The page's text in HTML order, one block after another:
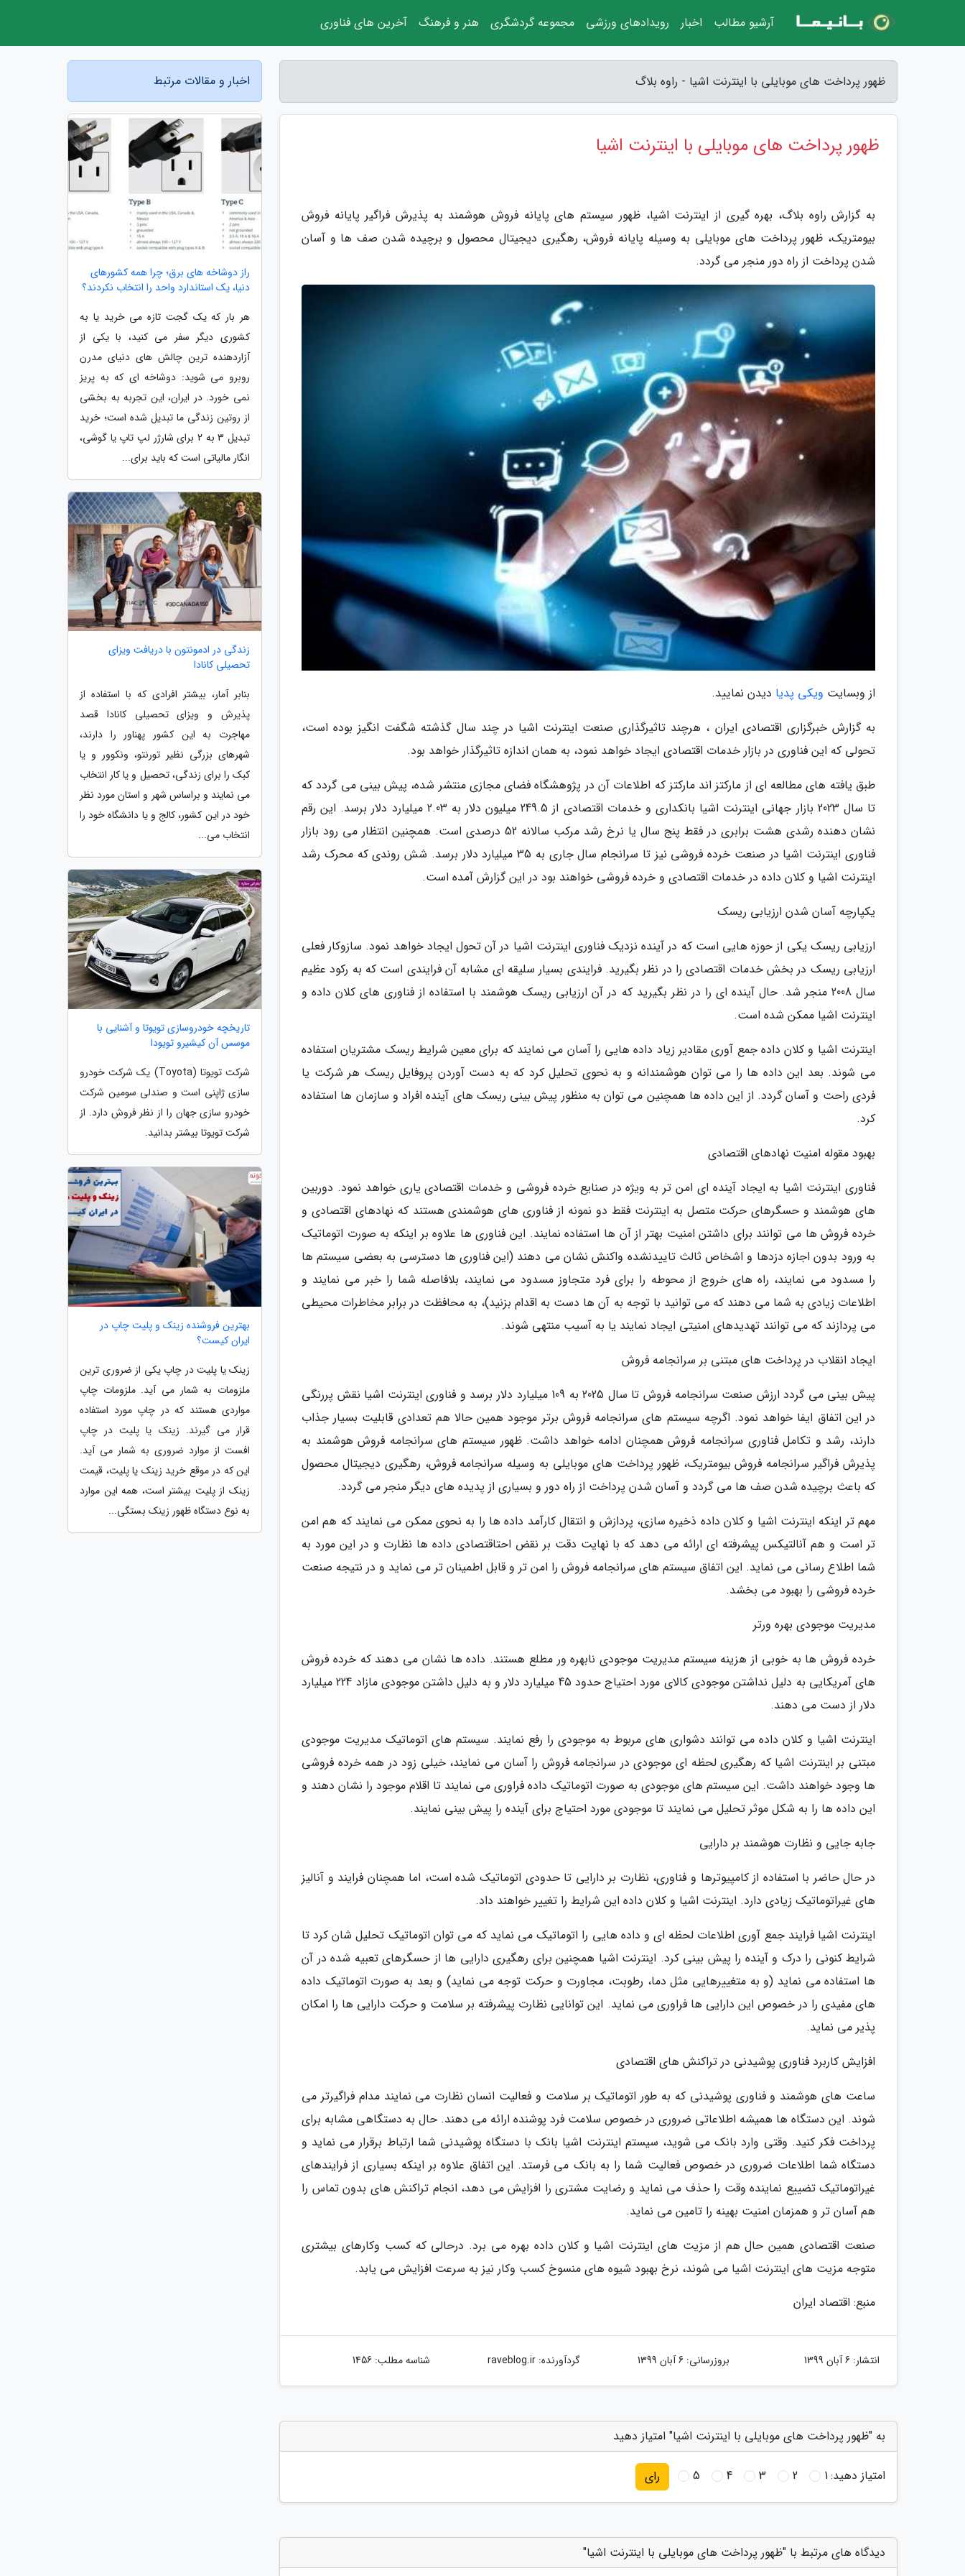
ظهور پرداخت های موبایلی با اینترنت اشیا - راوه بلاگ
ظهور پرداخت های موبایلی با اینترنت اشیا
به گزارش راوه بلاگ، بهره گیری از اینترنت اشیا، ظهور سیستم های پایانه فروش هوشمند به پذیرش فراگیر پایانه فروش
بیومتریک، ظهور پرداخت های موبایلی به وسیله پایانه فروش، رهگیری دیجیتال محصول و برچیده شدن صف ها و آسان
شدن پرداخت از راه دور منجر می گردد.
از وبسایت ویکی پدیا دیدن نمایید.
به گزارش خبرگزاری اقتصادی ایران ، هرچند تاثیرگذاری صنعت اینترنت اشیا در چند سال گذشته شگفت انگیز بوده است،
تحولی که این فناوری در بازار خدمات اقتصادی ایجاد خواهد نمود، به همان اندازه تاثیرگذار خواهد بود.
طبق یافته های مطالعه ای از مارکتز اند مارکتز که اطلاعات آن در پژوهشگاه فضای مجازی منتشر شده، پیش بینی می گردد که
تا سال 2023 بازار جهانی اینترنت اشیا بانکداری و خدمات اقتصادی از 249.5 میلیون دلار به 2.03 میلیارد دلار برسد. این رقم
نشان دهنده رشدی هشت برابری در فقط پنج سال یا نرخ رشد مرکب سالانه 52 درصدی است. همچنین انتظار می رود بازار
فناوری اینترنت اشیا در صنعت خرده فروشی نیز تا سرانجام سال جاری به 35 میلیارد دلار برسد. شش روندی که محرک رشد
اینترنت اشیا و کلان داده در خدمات اقتصادی و خرده فروشی خواهند بود در این گزارش آمده است.
یکپارچه آسان شدن ارزیابی ریسک
ارزیابی ریسک یکی از حوزه هایی است که در آینده نزدیک فناوری اینترنت اشیا در آن تحول ایجاد خواهد نمود. سازوکار فعلی
ارزیابی ریسک در بخش خدمات اقتصادی را در نظر بگیرید. فرایندی بسیار سلیقه ای مشابه آن فرایندی است که به رکود عظیم
سال 2008 منجر شد. حال آینده ای را در نظر بگیرید که در آن ارزیابی ریسک هوشمند با استفاده از فناوری های کلان داده و
اینترنت اشیا ممکن شده است.
اینترنت اشیا و کلان داده جمع آوری مقادیر زیاد داده هایی را آسان می نمایند که برای معین شرایط ریسک مشتریان استفاده
می شوند. بعد این داده ها را می توان هوشمندانه و به نحوی تحلیل کرد که به دست آوردن پروفایل ریسک هر شرکت یا
فردی راحت و آسان گردد. از این داده ها همچنین می توان به منظور پیش بینی ریسک های آینده افراد و سازمان ها استفاده
کرد.
بهبود مقوله امنیت نهادهای اقتصادی
فناوری اینترنت اشیا به ایجاد آینده ای امن تر به ویژه در صنایع خرده فروشی و خدمات اقتصادی یاری خواهد نمود. دوربین
های هوشمند و حسگرهای حرکت متصل به اینترنت فقط دو نمونه از فناوری های هوشمندی هستند که نهادهای اقتصادی و
خرده فروش ها می توانند برای داشتن امنیت بهتر از آن ها استفاده نمایند. این فناوری ها علاوه بر اینکه به صورت اتوماتیک
به ورود بدون اجازه دزدها و اشخاص ثالث تاییدنشده واکنش نشان می دهند (این فناوری ها دسترسی به بعضی سیستم ها
را مسدود می نمایند، راه های خروج از محوطه را برای فرد متجاوز مسدود می نمایند، بلافاصله شما را خبر می نمایند و
اطلاعات زیادی به شما می دهند که می توانید با توجه به آن ها دست به اقدام بزنید)، به محافظت در برابر مخاطرات محیطی
می پردازند که می توانند تهدیدهای امنیتی ایجاد نمایند یا به آسیب منتهی شوند.
ایجاد انقلاب در پرداخت های مبتنی بر سرانجامه فروش
پیش بینی می گردد ارزش صنعت سرانجامه فروش تا سال 2025 به 109 میلیارد دلار برسد و فناوری اینترنت اشیا نقش پررنگی
در این اتفاق ایفا خواهد نمود. اگرچه سیستم های سرانجامه فروش برتر موجود همین حالا هم تعدادی قابلیت بسیار جذاب
دارند، رشد و تکامل فناوری سرانجامه فروش همچنان ادامه خواهد داشت. ظهور سیستم های سرانجامه فروش هوشمند به
پذیرش فراگیر سرانجامه فروش بیومتریک، ظهور پرداخت های موبایلی به وسیله سرانجامه فروش، رهگیری دیجیتال محصول
که باعث برچیده شدن صف ها می گردد و آسان شدن پرداخت از راه دور و بسیاری از پدیده های دیگر منجر می گردد.
مهم تر اینکه اینترنت اشیا و کلان داده ذخیره سازی، پردازش و انتقال کارآمد داده ها را به نحوی ممکن می نمایند که هم امن
تر است و هم آنالتیکس پیشرفته ای ارائه می دهد که با نهایت دقت بر نقض احتاقتصادی داده ها نظارت و در این مورد به
شما اطلاع رسانی می نماید. این اتفاق سیستم های سرانجامه فروش را امن تر و قابل اطمینان تر می نماید و در نتیجه صنعت
خرده فروشی را بهبود می بخشد.
مدیریت موجودی بهره ورتر
خرده فروش ها به خوبی از هزینه سیستم مدیریت موجودی نابهره ور مطلع هستند. داده ها نشان می دهند که خرده فروش
های آمریکایی به دلیل نداشتن موجودی کالای مورد احتیاج حدود 45 میلیارد دلار و به دلیل داشتن موجودی مازاد 224 میلیارد
دلار از دست می دهند.
اینترنت اشیا و کلان داده می توانند دشواری های مربوط به موجودی را رفع نمایند. سیستم های اتوماتیک مدیریت موجودی
مبتنی بر اینترنت اشیا که رهگیری لحظه ای موجودی در سرانجامه فروش را آسان می نمایند، خیلی زود در همه خرده فروشی
ها وجود خواهند داشت. این سیستم های موجودی به صورت اتوماتیک داده فراوری می نمایند تا اقلام موجود را نشان دهند و
این داده ها را به شکل موثر تحلیل می نمایند تا موجودی مورد احتیاج برای آینده را پیش بینی نمایند.
جابه جایی و نظارت هوشمند بر دارایی
در حال حاضر با استفاده از کامپیوترها و فناوری، نظارت بر دارایی تا حدودی اتوماتیک شده است، اما همچنان فرایند و آنالیز
های غیراتوماتیک زیادی دارد. اینترنت اشیا و کلان داده این شرایط را تغییر خواهند داد.
اینترنت اشیا فرایند جمع آوری اطلاعات لحظه ای و داده هایی را اتوماتیک می نماید که می توان اتوماتیک تحلیل شان کرد تا
شرایط کنونی را درک و آینده را پیش بینی کرد. اینترنت اشیا همچنین برای رهگیری دارایی ها از حسگرهای تعبیه شده در آن
ها استفاده می نماید (و به متغییرهایی مثل دما، رطوبت، مجاورت و حرکت توجه می نماید) و بعد به صورت اتوماتیک داده
های مفیدی را در خصوص این دارایی ها فراوری می نماید. این توانایی نظارت پیشرفته بر سلامت و حرکت دارایی ها را امکان
پذیر می نماید.
افزایش کاربرد فناوری پوشیدنی در تراکنش های اقتصادی
ساعت های هوشمند و فناوری پوشیدنی که به طور اتوماتیک بر سلامت و فعالیت انسان نظارت می نمایند مدام فراگیرتر می
شوند. این دستگاه ها همیشه اطلاعاتی ضروری در خصوص سلامت فرد پوشنده ارائه می دهند. حال به دستگاهی مشابه برای
پرداخت فکر کنید. وقتی وارد بانک می شوید، سیستم اینترنت اشیا بانک با دستگاه پوشیدنی شما ارتباط برقرار می نماید و
دستگاه شما اطلاعات ضروری در خصوص فعالیت شما را به بانک می فرستد. این اتفاق علاوه بر اینکه بسیاری از فرایندهای
غیراتوماتیک تضییع نماینده وقت را حذف می نماید و رضایت مشتری را افزایش می دهد، انجام تراکنش های بدون تماس را
هم آسان تر و همزمان امنیت بهینه را تامین می نماید.
صنعت اقتصادی همین حال هم از مزیت های اینترنت اشیا و کلان داده بهره می برد. درحالی که کسب وکارهای بیشتری
متوجه مزیت های اینترنت اشیا می شوند، نرخ بهبود شیوه های منسوخ کسب وکار نیز به سرعت افزایش می یابد.
منبع: اقتصاد ایران
انتشار: 6 آبان 1399 بروزرسانی: 6 آبان 1399 گردآورنده:raveblog.ir شناسه مطلب: 1456
به "ظهور پرداخت های موبایلی با اینترنت اشیا" امتیاز دهید
امتیاز دهید:1
2
3
4
5 رای
دیدگاه های مرتبط با "ظهور پرداخت های موبایلی با اینترنت اشیا"
اخبار و مقالات مرتبط
راز دوشاخه های برق؛ چرا همه کشورهای
دنیا، یک استاندارد واحد را انتخاب نکردند؟
هر بار که یک گجت تازه می خرید یا به
کشوری دیگر سفر می کنید، با یکی از
آزاردهنده ترین چالش های دنیای مدرن
روبرو می شوید: دوشاخه ای که به پریز
نمی خورد. در ایران، این تجربه به بخشی
از روتین زندگی ما تبدیل شده است؛ خرید
تبدیل 3 به 2 برای شارژر لپ تاپ یا گوشی،
انگار مالیاتی است که باید برای...
زندگی در ادمونتون با دریافت ویزای
تحصیلی کانادا
بنابر آمار، بیشتر افرادی که با استفاده از
پذیرش و ویزای تحصیلی کانادا قصد
مهاجرت به این کشور پهناور را دارند،
شهرهای بزرگی نظیر تورنتو، ونکوور و یا
کبک را برای زندگی، تحصیل و یا کار انتخاب
می نمایند و براساس شهر و استان مورد نظر
خود در این کشور، کالج و یا دانشگاه خود را
انتخاب می...
تاریخچه خودروسازی تویوتا و آشنایی با
موسس آن کیشیرو تویودا
شرکت تویوتا (Toyota) یک شرکت خودرو
سازی ژاپنی است و صندلی سومین شرکت
خودرو سازی جهان را از نظر فروش دارد. از
شرکت تویوتا بیشتر بدانید.
بهترین فروشنده زینک و پلیت چاپ در
ایران کیست؟
زینک یا پلیت در چاپ یکی از ضروری ترین
ملزومات به شمار می آید. ملزومات چاپ
مواردی هستند که در چاپ مورد استفاده
قرار می گیرند. زینک یا پلیت در چاپ
افست از موارد ضروری به شمار می آید.
این که در موقع خرید زینک یا پلیت، قیمت
زینک از پلیت بیشتر است، همه این موارد
به نوع دستگاه ظهور زینک بستگی...
آرشیو مطالب اخبار رویدادهای ورزشی مجموعه گردشگری هنر و فرهنگ آخرین های فناوری